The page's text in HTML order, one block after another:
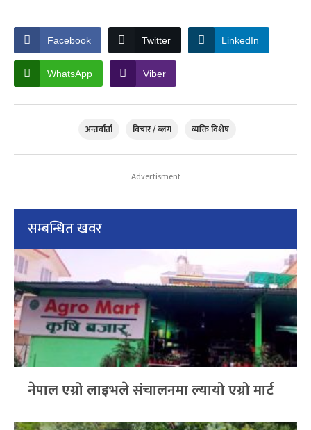
Facebook Twitter LinkedIn
WhatsApp Viber
अन्तर्वार्ता विचार / ब्लग व्यक्ति विशेष
Advertisment
सम्बन्धित खवर
नेपाल एग्रो लाइभले संचालनमा ल्यायो एग्रो मार्ट